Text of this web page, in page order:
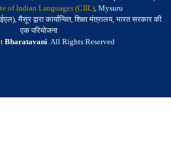
of Indian Languages (CIIL), Mysuru
मैसूर द्वारा कार्यान्वित, शिक्षा मंत्रालय, भारत सरकार की
एक परियोजना
Bharatavani. All Rights Reserved